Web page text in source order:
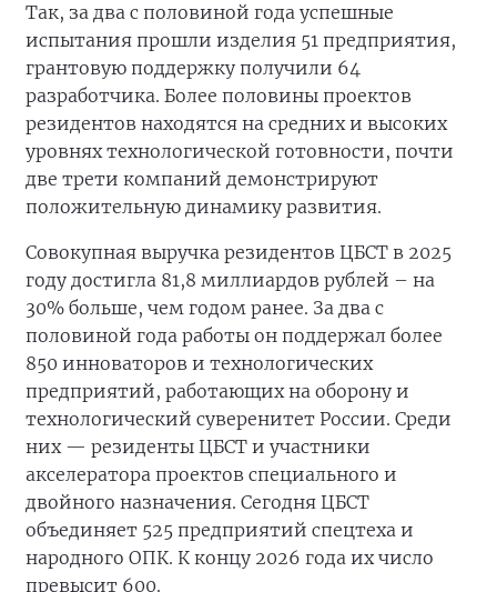
Так, за два с половиной года успешные
испытания прошли изделия 51 предприятия,
грантовую поддержку получили 64
разработчика. Более половины проектов
резидентов находятся на средних и высоких
уровнях технологической готовности, почти
две трети компаний демонстрируют
положительную динамику развития.
Совокупная выручка резидентов ЦБСТ в 2025
году достигла 81,8 миллиардов рублей – на
30% больше, чем годом ранее. За два с
половиной года работы он поддержал более
850 инноваторов и технологических
предприятий, работающих на оборону и
технологический суверенитет России. Среди
них — резиденты ЦБСТ и участники
акселератора проектов специального и
двойного назначения. Сегодня ЦБСТ
объединяет 525 предприятий спецтеха и
народного ОПК. К концу 2026 года их число
превысит 600.